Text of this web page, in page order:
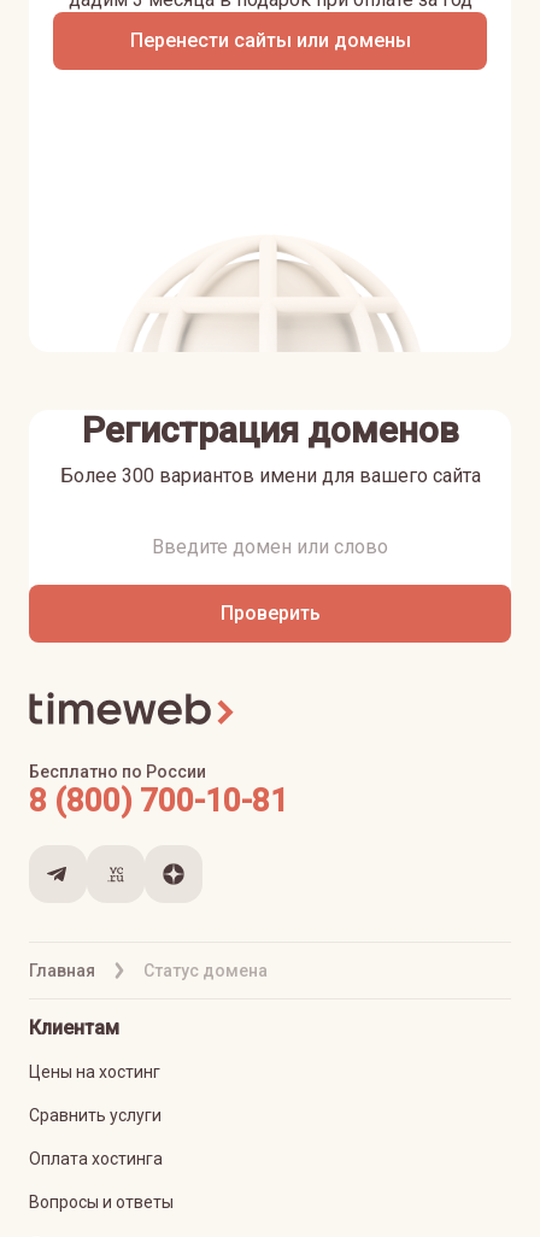
Перенести сайты или домены
Регистрация доменов
Более 300 вариантов имени для вашего сайта
Проверить
Главная Статус домена
Бесплатно по России
8 (800) 700-10-81
Клиентам
Цены на хостинг
Сравнить услуги
Оплата хостинга
Вопросы и ответы